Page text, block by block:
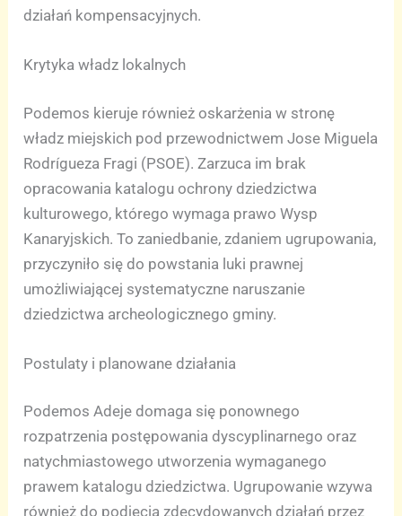
działań kompensacyjnych.
Krytyka władz lokalnych
Podemos kieruje również oskarżenia w stronę
władz miejskich pod przewodnictwem Jose Miguela
Rodrígueza Fragi (PSOE). Zarzuca im brak
opracowania katalogu ochrony dziedzictwa
kulturowego, którego wymaga prawo Wysp
Kanaryjskich. To zaniedbanie, zdaniem ugrupowania,
przyczyniło się do powstania luki prawnej
umożliwiającej systematyczne naruszanie
dziedzictwa archeologicznego gminy.
Postulaty i planowane działania
Podemos Adeje domaga się ponownego
rozpatrzenia postępowania dyscyplinarnego oraz
natychmiastowego utworzenia wymaganego
prawem katalogu dziedzictwa. Ugrupowanie wzywa
również do podjęcia zdecydowanych działań przez